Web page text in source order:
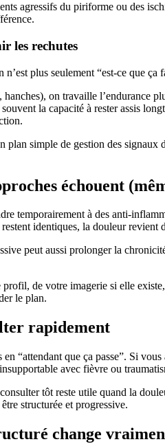
agressifs du piriforme ou des
les rechutes
plus seulement “est-ce que
on travaille l’endurance
la capacité à rester assis
plan simple de gestion des
échouent
temporairement à des anti-
identiques, la douleur revient
peut aussi prolonger la
de votre imagerie si elle
le plan.
rapidement
en “attendant que ça passe”. Si
avec fièvre ou
tôt reste utile quand la
structurée et progressive.
change